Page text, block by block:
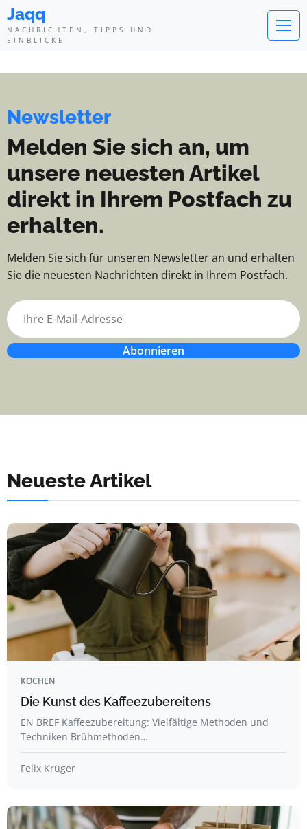
Jaqq - Nachrichten, Tipps und
Jaqq
NACHRICHTEN, TIPPS UND
EINBLICKE
Newsletter
Melden Sie sich an, um
unsere neuesten Artikel
direkt in Ihrem Postfach zu
erhalten.
Melden Sie sich für unseren Newsletter an und erhalten
Sie die neuesten Nachrichten direkt in Ihrem Postfach.
Abonnieren
Neueste Artikel
KOCHEN
Die Kunst des Kaffeezubereitens
EN BREF Kaffeezubereitung: Vielfältige Methoden und
Techniken Brühmethoden…
Felix Krüger